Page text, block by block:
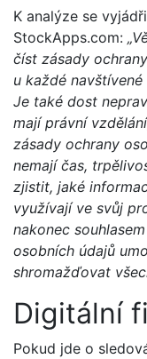
K analýze se
StockApps.com:
číst zásady
u každé
Je také dost
mají právní
zásady ochrany
nemají čas,
zjistit, jaké
využívají ve svůj
nakonec
osobních údajů
shromažďovat
Digitální
Pokud jde o